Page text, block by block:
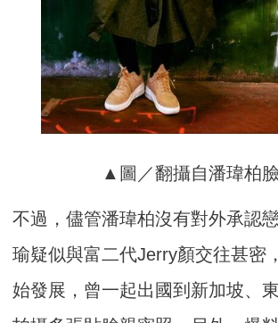
▲圖／翻攝自潘瑋柏
不過，儘管潘瑋柏沒有對外承認
瑜疑似與富二代Jerry顏交往甚密
始發展，曾一起出國到新加坡、